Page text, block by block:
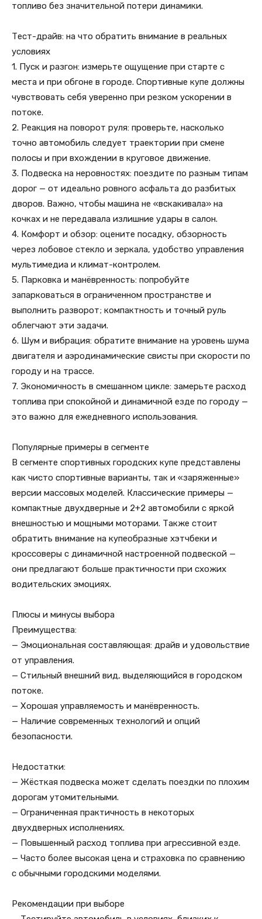
топливо без значительной потери динамики.
Тест-драйв: на что обратить внимание в реальных
условиях
1. Пуск и разгон: измерьте ощущение при старте с
места и при обгоне в городе. Спортивные купе должны
чувствовать себя уверенно при резком ускорении в
потоке.
2. Реакция на поворот руля: проверьте, насколько
точно автомобиль следует траектории при смене
полосы и при вхождении в круговое движение.
3. Подвеска на неровностях: поездите по разным типам
дорог — от идеально ровного асфальта до разбитых
дворов. Важно, чтобы машина не «вскакивала» на
кочках и не передавала излишние удары в салон.
4. Комфорт и обзор: оцените посадку, обзорность
через лобовое стекло и зеркала, удобство управления
мультимедиа и климат-контролем.
5. Парковка и манёвренность: попробуйте
запарковаться в ограниченном пространстве и
выполнить разворот; компактность и точный руль
облегчают эти задачи.
6. Шум и вибрация: обратите внимание на уровень шума
двигателя и аэродинамические свисты при скорости по
городу и на трассе.
7. Экономичность в смешанном цикле: замерьте расход
топлива при спокойной и динамичной езде по городу —
это важно для ежедневного использования.
Популярные примеры в сегменте
В сегменте спортивных городских купе представлены
как чисто спортивные варианты, так и «заряженные»
версии массовых моделей. Классические примеры —
компактные двухдверные и 2+2 автомобили с яркой
внешностью и мощными моторами. Также стоит
обратить внимание на купеобразные хэтчбеки и
кроссоверы с динамичной настроенной подвеской —
они предлагают больше практичности при схожих
водительских эмоциях.
Плюсы и минусы выбора
Преимущества:
— Эмоциональная составляющая: драйв и удовольствие
от управления.
— Стильный внешний вид, выделяющийся в городском
потоке.
— Хорошая управляемость и манёвренность.
— Наличие современных технологий и опций
безопасности.
Недостатки:
— Жёсткая подвеска может сделать поездки по плохим
дорогам утомительными.
— Ограниченная практичность в некоторых
двухдверных исполнениях.
— Повышенный расход топлива при агрессивной езде.
— Часто более высокая цена и страховка по сравнению
с обычными городскими моделями.
Рекомендации при выборе